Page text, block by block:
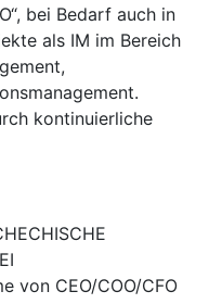
bei Bedarf auch in
als IM im Bereich
kontinuierliche
von CEO/COO/CFO